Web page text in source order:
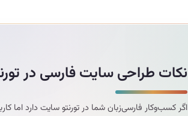
نکات طراحی سایت فارسی در
اگر کسب‌وکار فارسی‌زبان شما در تورنتو سایت دارد